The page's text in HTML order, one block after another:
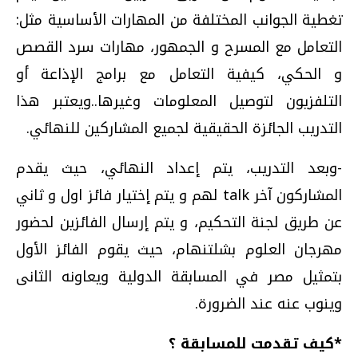
تغطية الجوانب المختلفة من المهارات الأساسية مثل:
التعامل مع المسرح و الجمهور، مهارات سرد القصص
و الحكي، كيفية التعامل مع برامج الإذاعة أو
التلفزيون لتوصيل المعلومات وغيرها..ويعتبر هذا
التدريب الجائزة الحقيقية لجميع المشاركين للنهائي.
-وبعد التدريب، يتم إعداد النهائي، حيث يقدم
المشاركون آخر talk لهم و يتم إختيار فائز اول و ثاني
عن طريق لجنة التحكيم، و يتم إرسال الفائزين لحضور
مهرجان العلوم بشلتنهام، حيث يقوم الفائز الأول
بتمثيل مصر في المسابقة الدولية ويعاونه الثانى
وينوب عنه عند الضرورة.
*كيف تقدمت للمسابقة ؟